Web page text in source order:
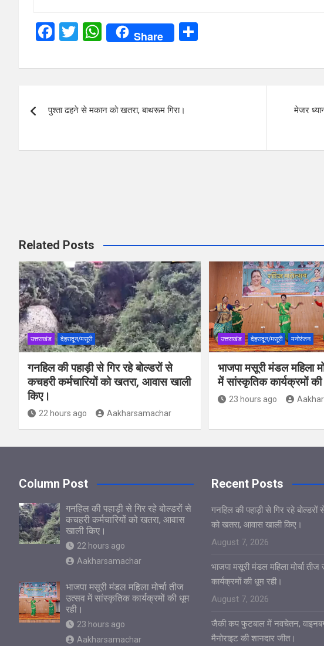
F
ce
o
k
T
tt
W
at
A
p
Share
ar
navigation
पुश्ता ढहने से मकान को खतरा, बाथरूम गिरा।
मेजर
Related Posts
उत्तराखंड देहरादून/मसूरी
गनहिल की पहाड़ी से गिर रहे बोल्डरों से
कचहरी कर्मचारियों को खतरा, आवास खाली
किए।
22 hours ago Aakharsamachar
उत्तराखंड देहरादून/मसूरी मनोरंजन
भाजपा मसूरी मंडल महिला
में सांस्कृतिक कार्यक्रमों की
23 hours ago
Column Post
गनहिल की पहाड़ी से गिर रहे बोल्डरों से
कचहरी कर्मचारियों को खतरा, आवास
खाली किए।
22 hours ago
Aakharsamachar
भाजपा मसूरी मंडल महिला मोर्चा तीज
उत्सव में सांस्कृतिक कार्यक्रमों की धूम
रही।
23 hours ago
Aakharsamachar
Recent Posts
गनहिल की पहाड़ी से गिर रहे बोल्डरों
को खतरा, आवास खाली किए।
August 7, 2026
भाजपा मसूरी मंडल महिला मोर्चा
कार्यक्रमों की धूम रही।
August 7, 2026
जैकी कप फुटबाल में नवचेतन,
मैनोराइट की शानदार जीत।